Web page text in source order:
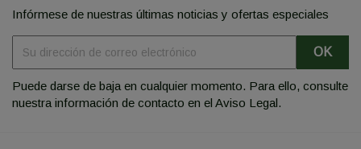
Infórmese de nuestras últimas noticias y ofertas especiales
Puede darse de baja en cualquier momento. Para ello, consulte
nuestra información de contacto en el Aviso Legal.